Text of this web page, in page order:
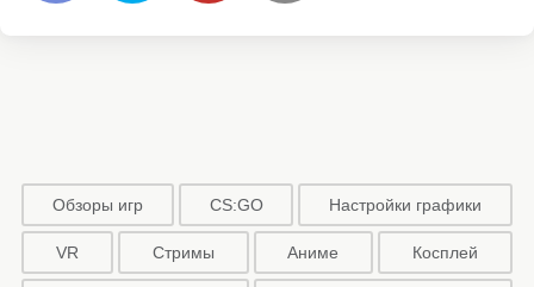
Обзоры игр CS:GO Настройки графики
VR Стримы Аниме Косплей